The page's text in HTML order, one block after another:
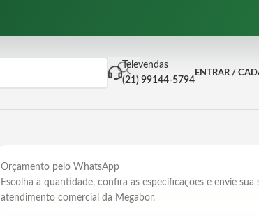
Televendas
(21) 99144-5794
ENTRAR /
Orçamento pelo WhatsApp
Escolha a quantidade, confira as especificações e envie
atendimento comercial da Megabor.